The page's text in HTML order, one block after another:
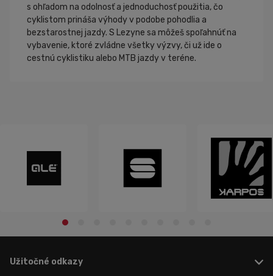
s ohľadom na odolnosť a jednoduchosť použitia, čo
cyklistom prináša výhody v podobe pohodlia a
bezstarostnej jazdy. S Lezyne sa môžeš spoľahnúť na
vybavenie, ktoré zvládne všetky výzvy, či už ide o
cestnú cyklistiku alebo MTB jazdy v teréne.
Užitočné odkazy